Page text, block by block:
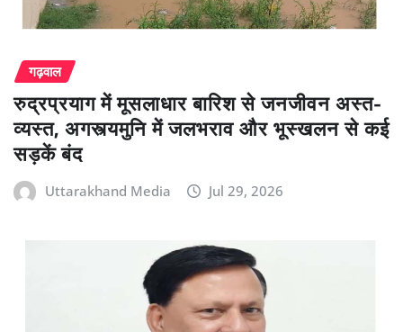
गढ़वाल
रुद्रप्रयाग में मूसलाधार बारिश से जनजीवन अस्त-
व्यस्त, अगस्त्यमुनि में जलभराव और भूस्खलन से कई
सड़कें बंद
Uttarakhand Media Jul 29, 2026